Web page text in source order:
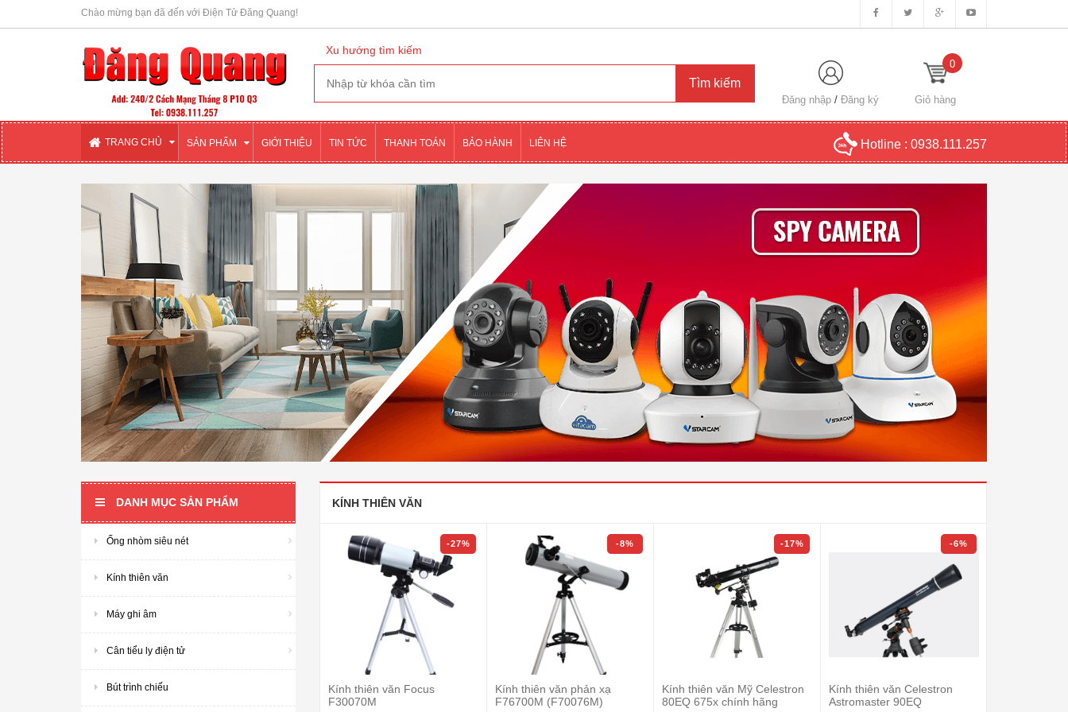
Chào mừng bạn đã đến với Điện Tử Đăng Quang!
Xu hướng tìm kiếm
Đăng nhập /Đăng ký Giỏ hàng
0
TRANG CHỦ SẢN PHẨM GIỚI THIỆU TIN TỨC THANH TOÁN BẢO HÀNH LIÊN HỆ Hotline : 0938.111.257
DANH MỤC SẢN PHẨM
Ống nhòm siêu nét
Kính thiên văn
Máy ghi âm
Cân tiểu ly điện tử
Bút trình chiếu
KÍNH THIÊN VĂN
-27%
Kính thiên văn Focus
F30070M
-8%
Kính thiên văn phản xạ
F76700M (F70076M)
-17%
Kính thiên văn Mỹ Celestron
80EQ 675x chính hãng
-6%
Kính thiên văn Celestron
Astromaster 90EQ